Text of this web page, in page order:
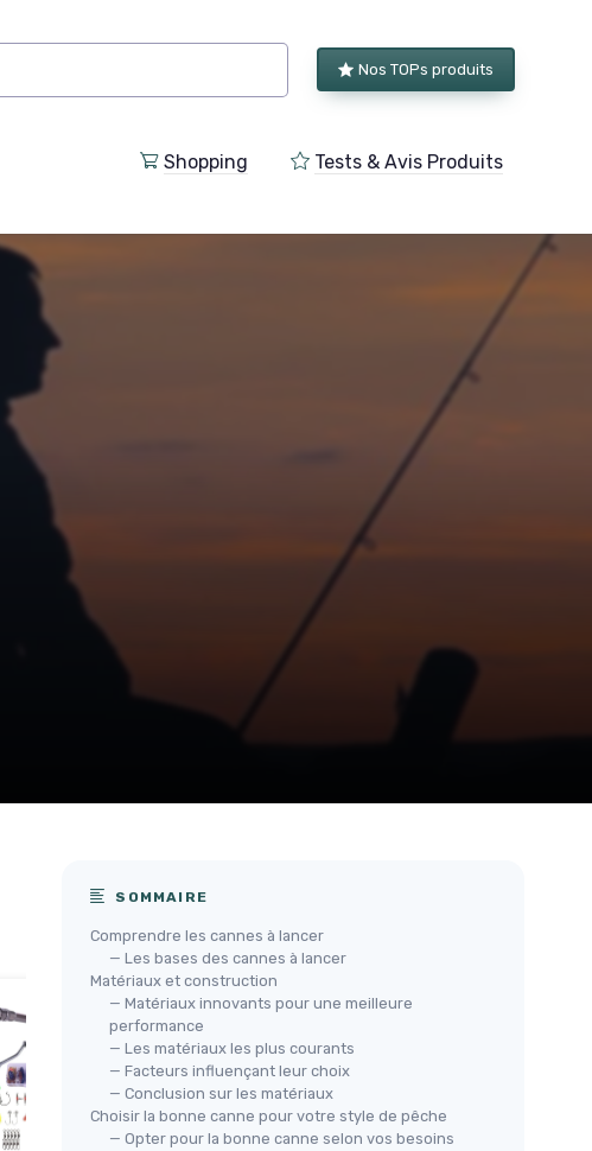
Nos TOPs produits
Shopping Tests & Avis Produits
SOMMAIRE
Comprendre les cannes à lancer
— Les bases des cannes à lancer
Matériaux et construction
— Matériaux innovants pour une meilleure
performance
— Les matériaux les plus courants
— Facteurs influençant leur choix
— Conclusion sur les matériaux
Choisir la bonne canne pour votre style de pêche
— Opter pour la bonne canne selon vos besoins